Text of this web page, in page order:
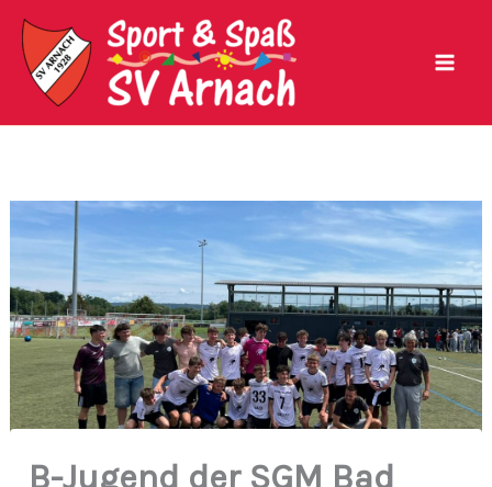
Zum
Inhalt
springen
B-Jugend der SGM Bad